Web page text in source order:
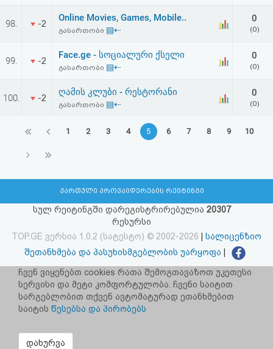
98. -2
Online Movies, Games, Mobile..
გასართობი ▤⇠
0
(0)
99. -2
Face.ge - სოციალური ქსელი
გასართობი ▤⇠
0
(0)
100. -2
ღამის კლუბი - რესტორანი
გასართობი ▤⇠
0
(0)
1 2 3 4 5 6 7 8 9 10
ქართული პროვაიდერების რეიტინგი
სულ რეიტინგში დარეგისტრირებულია 20307
რესურსი
TOP.GE ვერსია 1.0.2 (სატესტო) © 2002-2026
სალიცენზიო
შეთანხმება და პასუხისმგებლობის უარყოფა
facebook.com/TOP.GE
იხილეთ TOP.GE - ის ძველი ვერსია ბმულზე
TOP.GE-ს სერვერების განთავსებას და ინტერნეტთან კავშირს
ჩვენ ვიყენებთ cookies რათა შემოგთავაზოთ უკეთესი
სერვისი და მეტი კომფორტულობა. ჩვენი საიტით
სარგებლობით თქვენ ავტომატურად ეთანხმებით
საიტის წესებსა და პირობებს
დახურვა